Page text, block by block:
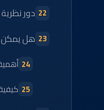
دور
هل يمكن